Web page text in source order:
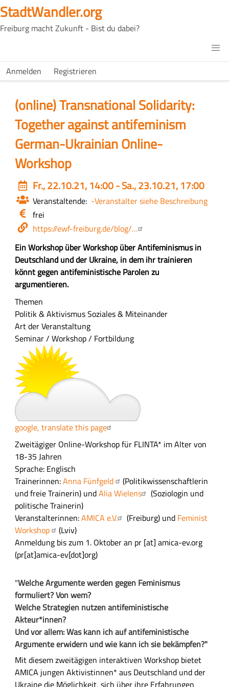
Direkt
zum
Inhalt
StadtWandler.org
Freiburg macht Zukunft - Bist du dabei?
Main
H4C
USER
Anmelden Registrieren
(online) Transnational Solidarity:
Together against antifeminism
German-Ukrainian Online-
Workshop
Event
date
Fr., 22.10.21, 14:00 - Sa., 23.10.21, 17:00
Veranstaltende -Veranstalter siehe Beschreibung
Eintritt
/
frei
Webseite
https://ewf-freiburg.de/blog/…
Z
u
s
a
m
m
e
n
f
s
s
u
n
g
Ein Workshop über Workshop über Antifeminismus in
Deutschland und der Ukraine, in dem ihr trainieren
könnt gegen antifeministische Parolen zu
argumentieren.
Themen
Politik & AktivismusSoziales & Miteinander
Art der Veranstaltung
Seminar / Workshop / Fortbildung
google, translate this page
A
u
s
f
ü
h
r
l
i
c
e
B
e
s
c
h
e
i
Zweitägiger Online-Workshop für FLINTA* im Alter von
18-35 Jahren
Sprache: Englisch
Trainerinnen:Anna Fünfgeld
(Politikwissenschaftlerin
und freie Trainerin) undAlia Wielens
(Soziologin und
politische Trainerin)
Veranstalterinnen:AMICA e.V. (Freiburg) und Feminist
Workshop
(Lviv)
Anmeldung bis zum 1. Oktober an pr[at] amica-ev.org
(pr[at]amica-ev[dot]org)
"Welche Argumente werden gegen Feminismus
formuliert? Von wem?
Welche Strategien nutzen antifeministische
Akteur*innen?
Und vor allem: Was kann ich auf antifeministische
Argumente erwidern und wie kann ich sie bekämpfen?"
Mit diesem zweitägigen interaktiven Workshop bietet
AMICA jungen Aktivistinnen* aus Deutschland und der